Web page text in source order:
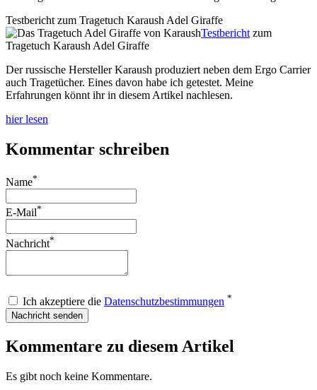
Testbericht zum Tragetuch Karaush Adel Giraffe
Testbericht zum
Tragetuch Karaush Adel Giraffe
Der russische Hersteller Karaush produziert neben dem Ergo Carrier
auch Tragetücher. Eines davon habe ich getestet. Meine
Erfahrungen könnt ihr in diesem Artikel nachlesen.
hier lesen
Kommentar schreiben
Name*
E-Mail*
Nachricht*
Ich akzeptiere die Datenschutzbestimmungen *
Nachricht senden
Kommentare zu diesem Artikel
Es gibt noch keine Kommentare.